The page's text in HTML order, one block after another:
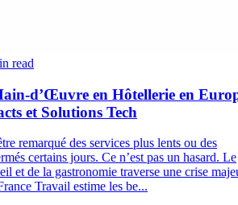
read
d’Œuvre en Hôtellerie en
et Solutions Tech
remarqué des services plus lents ou des
certains jours. Ce n’est pas un hasard. Le
et de la gastronomie traverse une crise
Travail estime les be...